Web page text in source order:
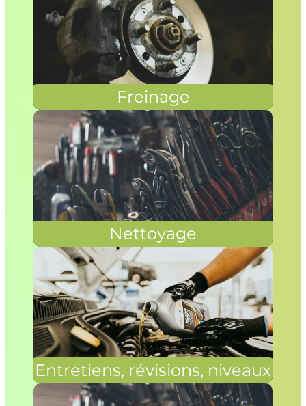
Freinage
Nettoyage
Entretiens, révisions, niveaux